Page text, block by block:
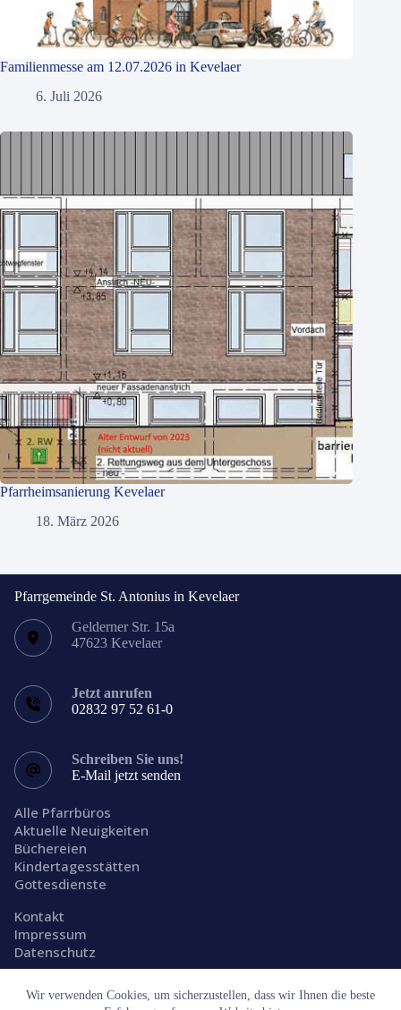
Wir verwenden Cookies, um sicherzustellen, dass wir Ihnen die beste
Familienmesse am 12.07.2026 in Kevelaer
6. Juli 2026
Pfarrheimsanierung Kevelaer
18. März 2026
Pfarrgemeinde St. Antonius in Kevelaer
Gelderner Str. 15a
47623 Kevelaer
Jetzt anrufen
02832 97 52 61-0
Schreiben Sie uns!
E-Mail jetzt senden
Alle Pfarrbüros
Aktuelle Neuigkeiten
Büchereien
Kindertagesstätten
Gottesdienste
Kontakt
Impressum
Datenschutz
Folgen Sie uns!